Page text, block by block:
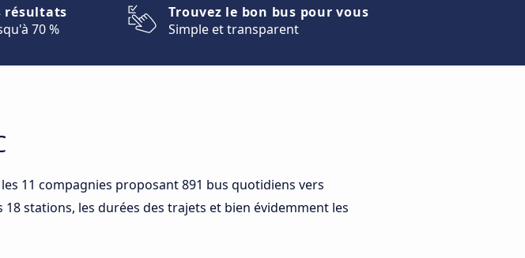
résultats
70 %
Trouvez le bon bus pour vous
Simple et transparent
11 compagnies proposant 891 bus quotidiens vers
stations, les durées des trajets et bien évidemment les